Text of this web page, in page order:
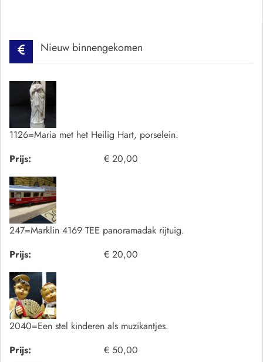
Nieuw binnengekomen
1126=Maria met het Heilig Hart, porselein.
Prijs:
€ 20,00
247=Marklin 4169 TEE panoramadak rijtuig.
Prijs:
€ 20,00
2040=Een stel kinderen als muzikantjes.
Prijs:
€ 50,00